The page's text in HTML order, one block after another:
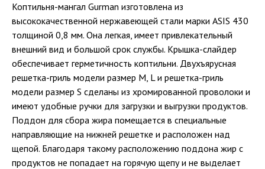
Коптильня-мангал Gurman изготовлена из
высококачественной нержавеющей стали марки ASIS 430
толщиной 0,8 мм. Она легкая, имеет привлекательный
внешний вид и большой срок службы. Крышка-слайдер
обеспечивает герметичность коптильни. Двухъярусная
решетка-гриль модели размер M, L и решетка-гриль
модели размер S сделаны из хромированной проволоки и
имеют удобные ручки для загрузки и выгрузки продуктов.
Поддон для сбора жира помещается в специальные
направляющие на нижней решетке и расположен над
щепой. Благодаря такому расположению поддона жир с
продуктов не попадает на горячую щепу и не выделает